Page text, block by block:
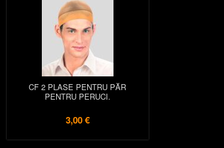
CF 2 PLASE PENTRU PĂR
PENTRU PERUCI.
3,00 €